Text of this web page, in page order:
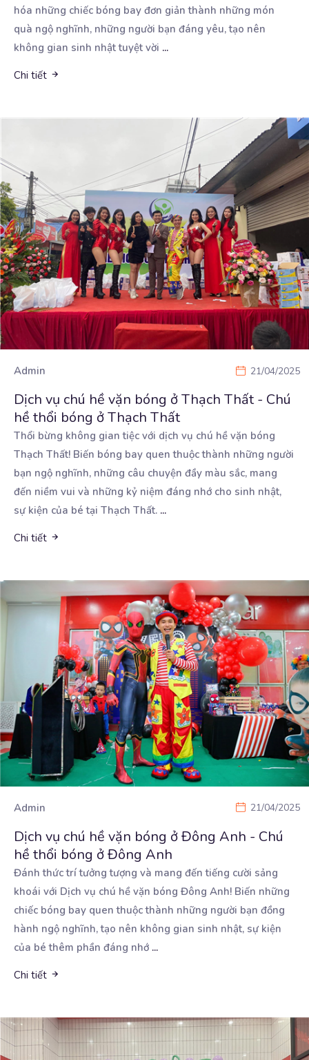
hóa những chiếc bóng bay đơn giản thành những món
quà ngộ nghĩnh, những người bạn đáng yêu, tạo nên
không gian sinh nhật tuyệt vời ...
Chi tiết
Admin 21/04/2025
Dịch vụ chú hề vặn bóng ở Thạch Thất - Chú
hề thổi bóng ở Thạch Thất
Thổi bừng không gian tiệc với dịch vụ chú hề vặn bóng
Thạch Thất! Biến bóng bay quen thuộc thành những người
bạn ngộ nghĩnh, những câu chuyện đầy màu sắc, mang
đến niềm vui và những kỷ niệm đáng nhớ cho sinh nhật,
sự kiện của bé tại Thạch Thất. ...
Chi tiết
Admin 21/04/2025
Dịch vụ chú hề vặn bóng ở Đông Anh - Chú
hề thổi bóng ở Đông Anh
Đánh thức trí tưởng tượng và mang đến tiếng cười sảng
khoái với Dịch vụ chú hề vặn bóng Đông Anh! Biến những
chiếc bóng bay quen thuộc thành những người bạn đồng
hành ngộ nghĩnh, tạo nên không gian sinh nhật, sự kiện
của bé thêm phần đáng nhớ ...
Chi tiết